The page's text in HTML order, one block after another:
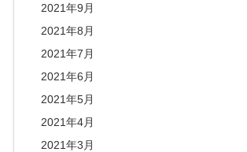
2021年9月
2021年8月
2021年7月
2021年6月
2021年5月
2021年4月
2021年3月